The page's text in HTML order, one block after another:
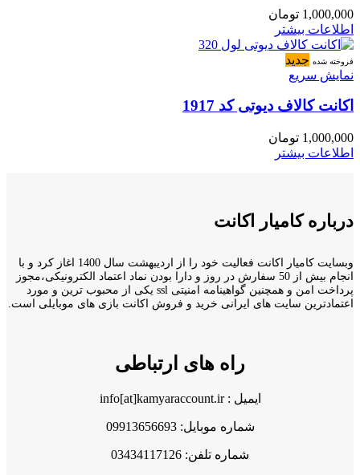
1,000,000 تومان
اطلاعات بیشتر
فروخته شده جدید
نمایش سریع
اکانت کالاف دیوتی کد 1917
1,000,000 تومان
اطلاعات بیشتر
درباره کامیار اکانت
وبسایت کامیار اکانت فعالیت خود را از اردیبهشت سال 1400 اغاز کرد و با
انجام بیش از 50 سفارش در روز و دارا بودن نماد اعتماد الکترونیکی،مجوز
پرداخت امن و همچنین گواهینامه امنیتی ssl یکی از محبوب ترین و مورد
اعتمادترین سایت های ایرانی خرید و فروش اکانت بازی های موبایلی است.
راه های ارتباطی
ایمیل : info[at]kamyaraccount.ir
شماره موبایل: 09913656693
شماره تلفن: 03434117126